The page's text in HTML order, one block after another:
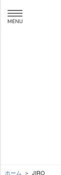
ホーム JIRO